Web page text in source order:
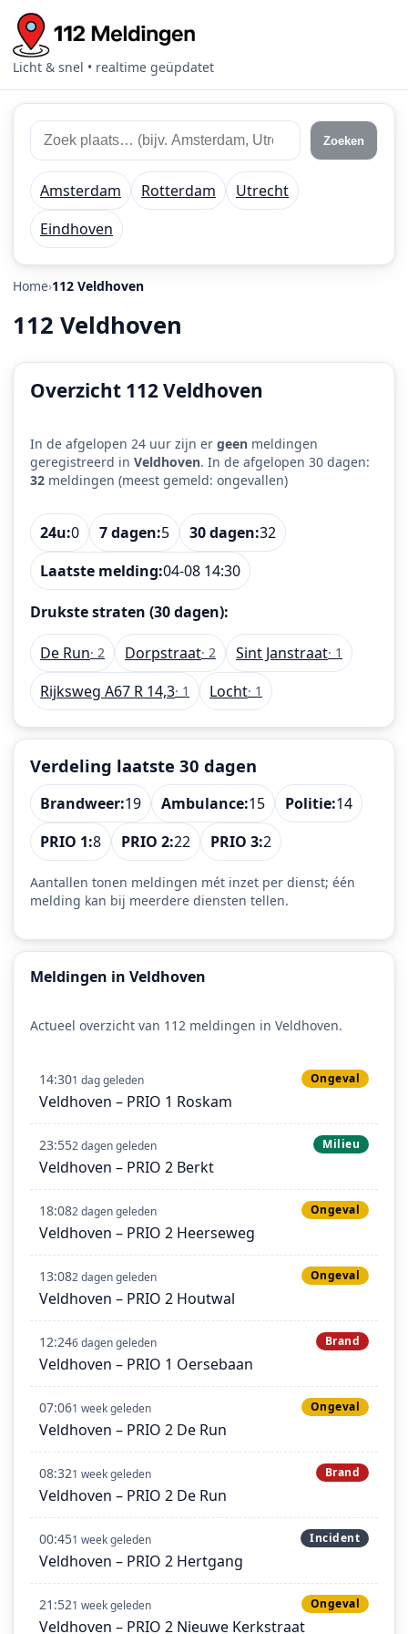
Licht & snel • realtime geüpdatet
Zoek
112
meldingen
Zoek
plaats
of
regio
Zoeken
Amsterdam Rotterdam
Utrecht
Eindhoven
Home 112 Veldhoven
112 Veldhoven
Overzicht 112 Veldhoven
In de afgelopen 24 uur zijn er geen meldingen
geregistreerd in Veldhoven. In de afgelopen 30 dagen:
32 meldingen (meest gemeld: ongevallen)
24u:0 7 dagen:5 30 dagen:32
Laatste melding:04-08 14:30
Drukste straten (30 dagen):
De Run· 2 Dorpstraat· 2 Sint Janstraat· 1
Rijksweg A67 R 14,3· 1 Locht· 1
Verdeling laatste 30 dagen
Brandweer:19 Ambulance:15 Politie:14
PRIO 1:8 PRIO 2:22 PRIO 3:2
Aantallen tonen meldingen mét inzet per dienst; één
melding kan bij meerdere diensten tellen.
Meldingen in Veldhoven
Actueel overzicht van 112 meldingen in Veldhoven.
14:301 dag geleden Ongeval
Veldhoven – PRIO 1 Roskam
23:552 dagen geleden Milieu
Veldhoven – PRIO 2 Berkt
18:082 dagen geleden Ongeval
Veldhoven – PRIO 2 Heerseweg
13:082 dagen geleden Ongeval
Veldhoven – PRIO 2 Houtwal
12:246 dagen geleden Brand
Veldhoven – PRIO 1 Oersebaan
07:061 week geleden Ongeval
Veldhoven – PRIO 2 De Run
08:321 week geleden Brand
Veldhoven – PRIO 2 De Run
00:451 week geleden Incident
Veldhoven – PRIO 2 Hertgang
21:521 week geleden Ongeval
Veldhoven – PRIO 2 Nieuwe Kerkstraat